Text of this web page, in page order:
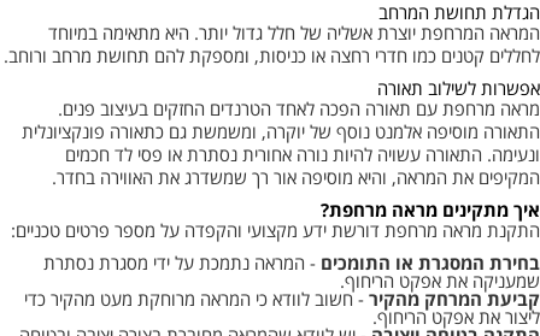
הגדלת תחושת המרחב
המראה המרחפת יוצרת אשליה של חלל גדול יותר. היא מתאימה במיוחד
לחללים קטנים כמו חדרי רחצה או כניסות, ומספקת להם תחושת מרחב ורוחב.
אפשרות לשילוב תאורה
מראה מרחפת עם תאורה הפכה לאחד הטרנדים החזקים בעיצוב פנים.
התאורה מוסיפה אלמנט נוסף של יוקרה, ומשמשת גם כתאורה פונקציונלית
ונעימה. התאורה עשויה להיות נורה אחורית נסתרת או פסי לד חכמים
המקיפים את המראה, והיא מוסיפה אור רך שמשדרג את האווירה בחדר.
איך מתקינים מראה מרחפת?
התקנת מראה מרחפת דורשת ידע מקצועי והקפדה על מספר פרטים טכניים:
בחירת המסגרת או התומכים - המראה נתמכת על ידי מסגרת נסתרת
שמעניקה את אפקט הריחוף.
קביעת המרחק מהקיר - חשוב לוודא כי המראה מרוחקת מעט מהקיר כדי
ליצור את אפקט הריחוף.